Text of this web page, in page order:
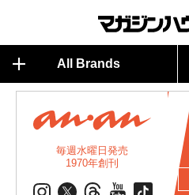
All Brands
毎週水曜日発売
1970年創刊